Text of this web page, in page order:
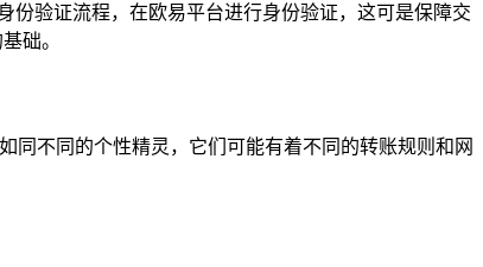
份验证流程，在欧易平台进行身份验证，这可是保障交
础。
同不同的个性精灵，它们可能有着不同的转账规则和网